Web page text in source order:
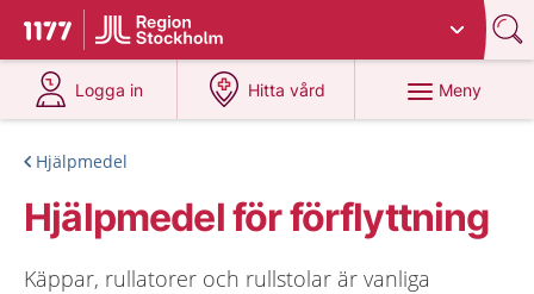
Till startsidan för 1177
Du har valt region
Logga in
på 1177.se
Hitta vård
på 1177.se
Meny
Hjälpmedel
Hjälpmedel för förflyttning
Käppar, rullatorer och rullstolar är vanliga